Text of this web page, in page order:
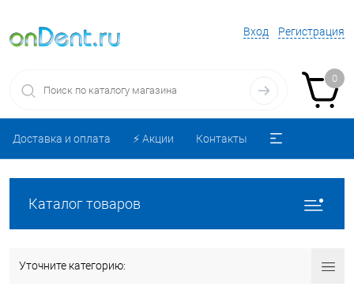
Вход Регистрация
0
Доставка и оплата ⚡️ Акции Контакты
Каталог товаров
Уточните категорию: